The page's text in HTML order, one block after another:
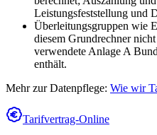
Leistungsfeststellung und
Überleitungsgruppen wie
diesem Grundrechner
verwendete Anlage A
enthält.
Mehr zur Datenpflege: Wie wir
Tarifvertrag-Online